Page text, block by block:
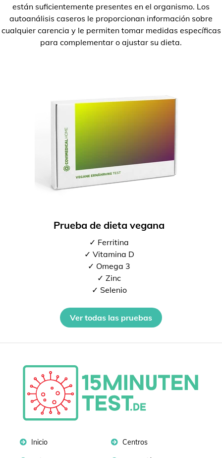
están suficientemente presentes en el organismo. Los
autoanálisis caseros le proporcionan información sobre
cualquier carencia y le permiten tomar medidas específicas
para complementar o ajustar su dieta.
Prueba de dieta vegana
✓ Ferritina
✓ Vitamina D
✓ Omega 3
✓ Zinc
✓ Selenio
Ver todas las pruebas
Inicio Centros